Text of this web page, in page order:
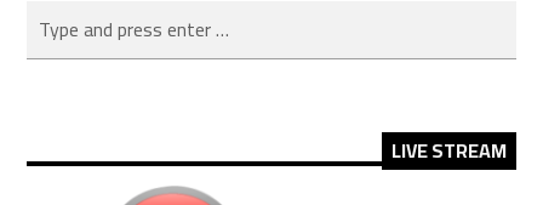
LIVE STREAM